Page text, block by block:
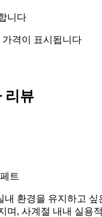
니다
격이 표시됩니다
리뷰
트
환경을 유지하고
며, 사계절 내내 실